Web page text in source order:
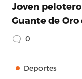
Joven
Guante de Oro
0
Deportes